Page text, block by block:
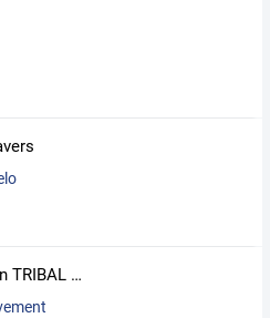
Association TRIBAL Movement